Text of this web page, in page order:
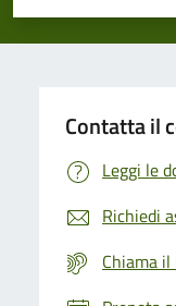
Valuta
Valuta 3
Valuta 2 stelle
Valuta 1 stelle su 5
Contatta il
Leggi le
Richiedi
Chiama